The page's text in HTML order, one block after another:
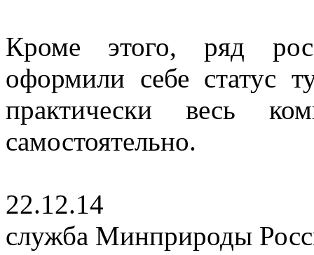
Кроме этого, ряд
оформили себе статус
практически весь
самостоятельно.
служба Минприроды